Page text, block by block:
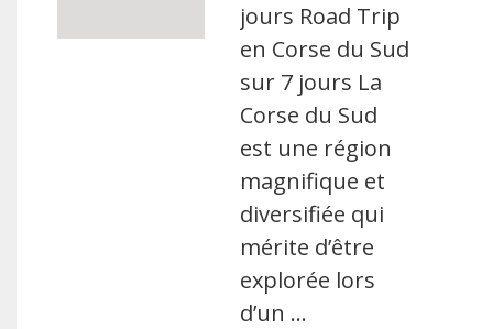
jours Road Trip
en Corse du Sud
sur 7 jours La
Corse du Sud
est une région
magnifique et
diversifiée qui
mérite d’être
explorée lors
d’un …